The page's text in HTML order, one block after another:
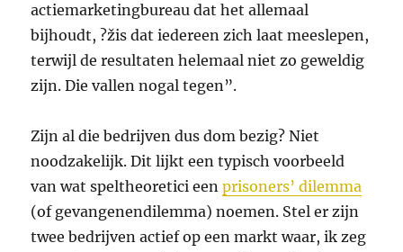
actiemarketingbureau dat het allemaal
bijhoudt, ?žis dat iedereen zich laat meeslepen,
terwijl de resultaten helemaal niet zo geweldig
zijn. Die vallen nogal tegen”.
Zijn al die bedrijven dus dom bezig? Niet
noodzakelijk. Dit lijkt een typisch voorbeeld
van wat speltheoretici eenprisoners’ dilemma
(of gevangenendilemma) noemen. Stel er zijn
twee bedrijven actief op een markt waar, ik zeg